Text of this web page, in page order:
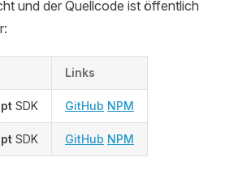
und der Quellcode ist öffentlich
Links
SDK GitHub NPM
SDK GitHub NPM